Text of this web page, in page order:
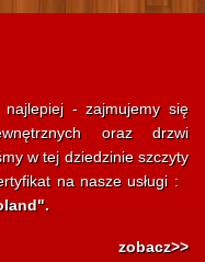
- zajmujemy się
oraz drzwi
w tej dziedzinie szczyty
na nasze usługi :
zobacz>>